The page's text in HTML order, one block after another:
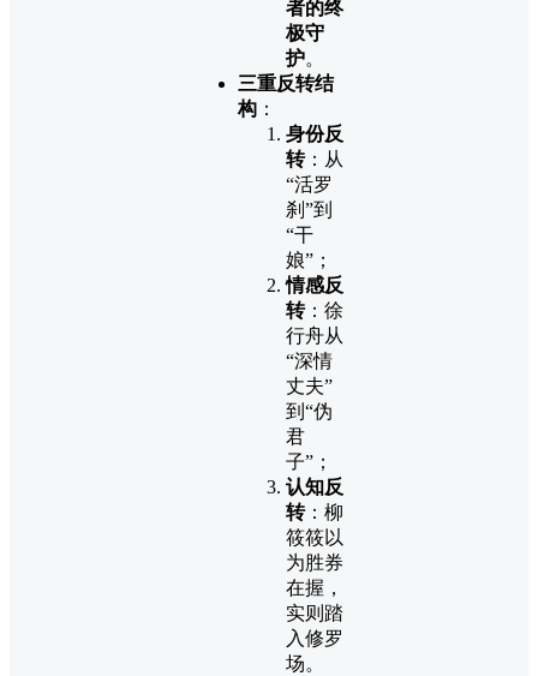
者的终
极守
护。
三重反转结
构 ：
身份反
转：从
“活罗
刹”到
“干
娘”；
情感反
转：徐
行舟从
“深情
丈夫”
到“伪
君
子”；
认知反
转：柳
筱筱以
为胜券
在握，
实则踏
入修罗
场。